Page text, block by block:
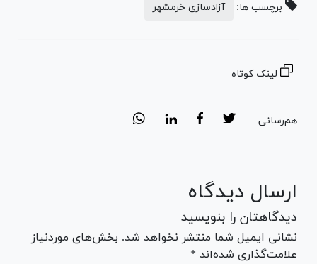
برچسب ها: آزادسازی خرمشهر
لینک کوتاه
هم‌رسانی:
ارسال دیدگاه
دیدگاهتان را بنویسید
نشانی ایمیل شما منتشر نخواهد شد. بخش‌های موردنیاز
علامت‌گذاری شده‌اند *